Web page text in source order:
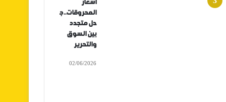
أسعار
المحروقات..ج
دل متجدد
بين السوق
والتحرير
02/06/2026